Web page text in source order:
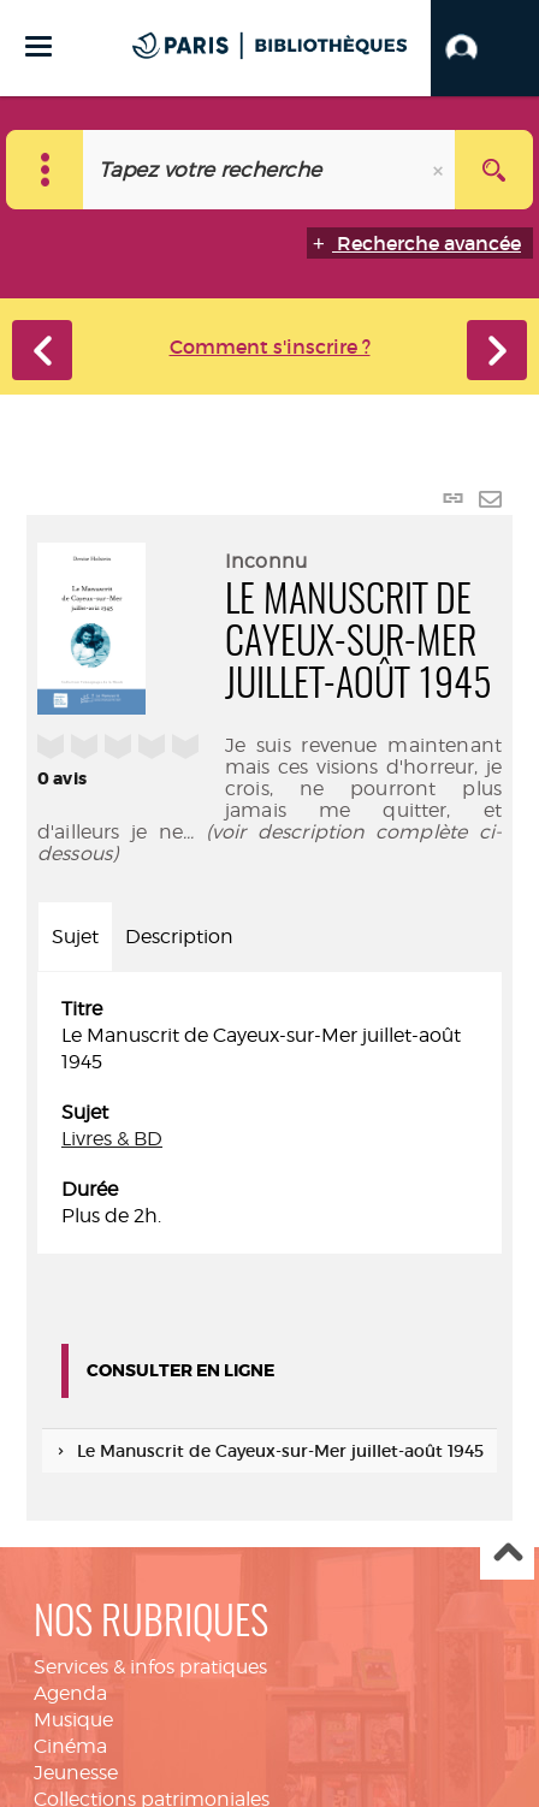
Recherche avancée
Comment s'inscrire ?
Lien
0avis
Inconnu
LE MANUSCRIT DE
CAYEUX-SUR-MER
JUILLET-AOÛT 1945
Je suis revenue maintenant
mais ces visions d'horreur, je
crois, ne pourront plus
jamais me quitter, et
d'ailleurs je ne... (voir description complète ci-
dessous)
Sujet Description
Titre
Le Manuscrit de Cayeux-sur-Mer juillet-août
1945
Sujet
Livres & BD
Durée
Plus de 2h.
CONSULTER EN LIGNE
Le Manuscrit de Cayeux-sur-Mer juillet-août 1945
NOS RUBRIQUES
Services & infos pratiques
Agenda
Musique
Cinéma
Jeunesse
Collections patrimoniales